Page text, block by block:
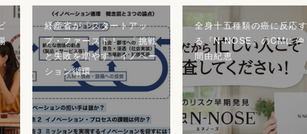
経産省が「スタートアッ
プ・ファースト！」「挑戦
と失敗を増やす」イノベー
ション循環
全身十五種類の癌に反応す
る『N-NOSE』のCMに仲
間由紀恵